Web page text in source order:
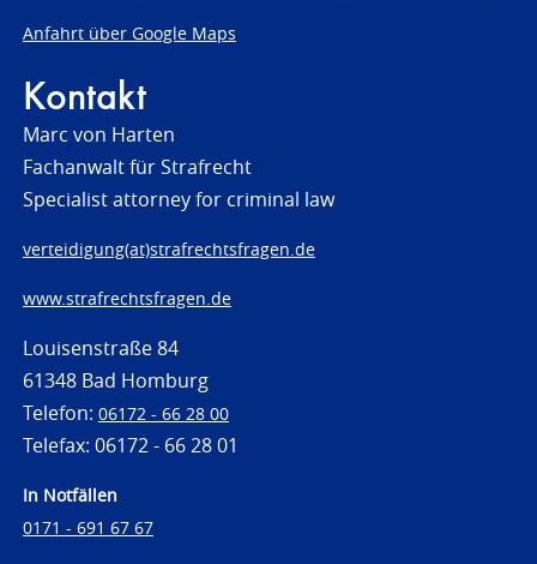
Anfahrt über Google Maps
Kontakt
Marc von Harten
Fachanwalt für Strafrecht
Specialist attorney for criminal law
verteidigung(at)strafrechtsfragen.de
www.strafrechtsfragen.de
Louisenstraße 84
61348 Bad Homburg
Telefon: 06172 - 66 28 00
Telefax: 06172 - 66 28 01
In Notfällen
0171 - 691 67 67